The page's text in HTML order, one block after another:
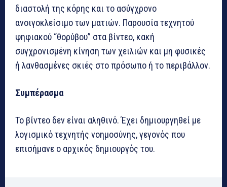
διαστολή της κόρης και το ασύγχρονο
ανοιγοκλείσιμο των ματιών. Παρουσία τεχνητού
ψηφιακού “θορύβου” στα βίντεο, κακή
συγχρονισμένη κίνηση των χειλιών και μη φυσικές
ή λανθασμένες σκιές στο πρόσωπο ή το περιβάλλον.
Συμπέρασμα
Το βίντεο δεν είναι αληθινό. Έχει δημιουργηθεί με
λογισμικό τεχνητής νοημοσύνης, γεγονός που
επισήμανε ο αρχικός δημιουργός του.